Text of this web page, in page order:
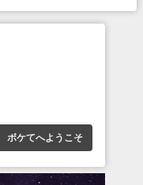
ボケてへようこそ